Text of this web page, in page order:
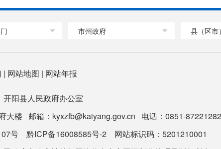
市州政府 县（区市
| 网站地图 | 网站年报
阳县人民政府办公室
大楼 邮箱：kyxzfb@kaiyang.gov.cn 电话：0851-
号
黔ICP备16008585号-2 网站标识码：5201210001